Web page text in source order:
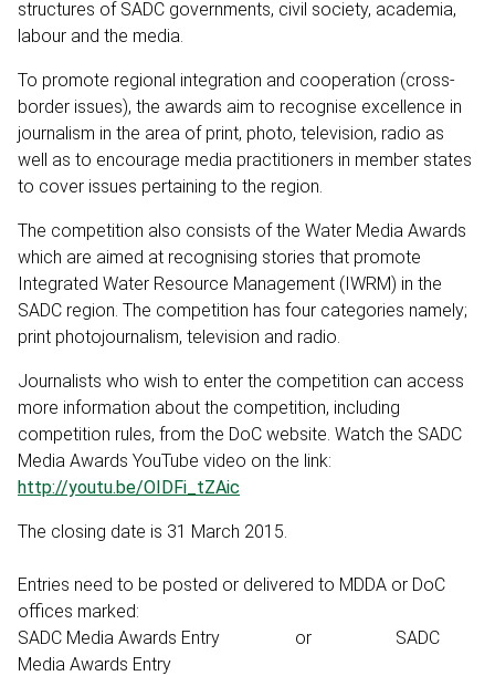
structures of SADC governments, civil society, academia,
labour and the media.
To promote regional integration and cooperation (cross-
border issues), the awards aim to recognise excellence in
journalism in the area of print, photo, television, radio as
well as to encourage media practitioners in member states
to cover issues pertaining to the region.
The competition also consists of the Water Media Awards
which are aimed at recognising stories that promote
Integrated Water Resource Management (IWRM) in the
SADC region. The competition has four categories namely;
print photojournalism, television and radio.
Journalists who wish to enter the competition can access
more information about the competition, including
competition rules, from the DoC website. Watch the SADC
Media Awards YouTube video on the link:
http://youtu.be/OIDFi_tZAic
The closing date is 31 March 2015.
Entries need to be posted or delivered to MDDA or DoC
offices marked:
SADC Media Awards Entry or SADC
Media Awards Entry